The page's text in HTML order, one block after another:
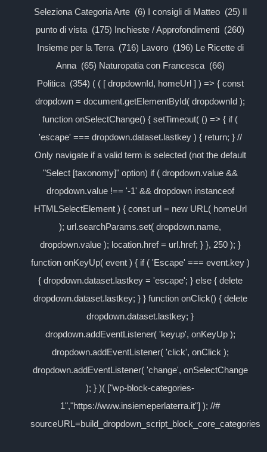
Seleziona Categoria Arte (6) I consigli di Matteo (25) Il
punto di vista (175) Inchieste / Approfondimenti (260)
Insieme per la Terra (716) Lavoro (196) Le Ricette di
Anna (65) Naturopatia con Francesca (66)
Politica (354) ( ( [ dropdownId, homeUrl ] ) => { const
dropdown = document.getElementById( dropdownId );
function onSelectChange() { setTimeout( () => { if (
'escape' === dropdown.dataset.lastkey ) { return; } //
Only navigate if a valid term is selected (not the default
"Select [taxonomy]" option) if ( dropdown.value &&
dropdown.value !== '-1' && dropdown instanceof
HTMLSelectElement ) { const url = new URL( homeUrl
); url.searchParams.set( dropdown.name,
dropdown.value ); location.href = url.href; } }, 250 ); }
function onKeyUp( event ) { if ( 'Escape' === event.key )
{ dropdown.dataset.lastkey = 'escape'; } else { delete
dropdown.dataset.lastkey; } } function onClick() { delete
dropdown.dataset.lastkey; }
dropdown.addEventListener( 'keyup', onKeyUp );
dropdown.addEventListener( 'click', onClick );
dropdown.addEventListener( 'change', onSelectChange
); } )( ["wp-block-categories-
1","https://www.insiemeperlaterra.it"] ); //#
sourceURL=build_dropdown_script_block_core_categories